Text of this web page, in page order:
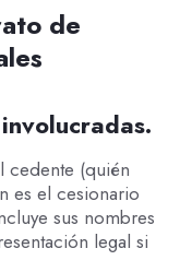
de
cedente (quién
es el cesionario
sus nombres
legal si